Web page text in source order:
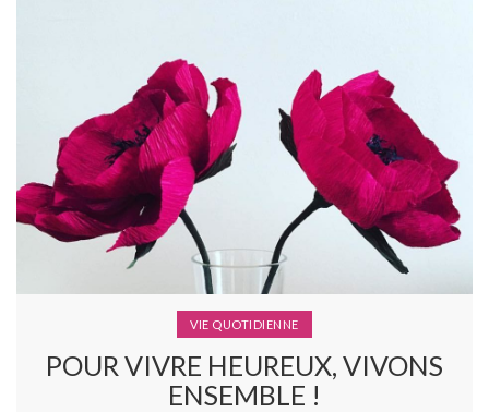
VIE QUOTIDIENNE
POUR VIVRE HEUREUX, VIVONS
ENSEMBLE !